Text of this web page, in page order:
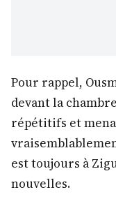
Pour rappel,
devant la
répétitifs et
est toujours à
nouvelles.